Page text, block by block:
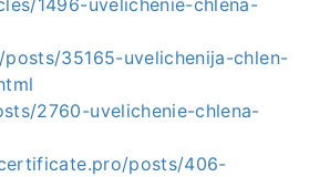
35165-uvelichenija-chlen-
2760-uvelichenie-chlena-
posts/406-